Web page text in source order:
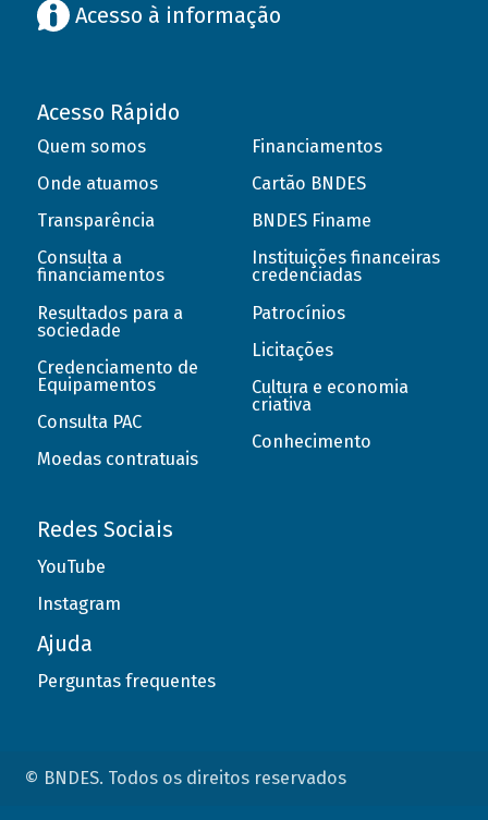
Acesso à informação
Acesso Rápido
Quem somos
Onde atuamos
Transparência
Consulta a
financiamentos
Resultados para a
sociedade
Credenciamento de
Equipamentos
Consulta PAC
Moedas contratuais
Financiamentos
Cartão BNDES
BNDES Finame
Instituições financeiras
credenciadas
Patrocínios
Licitações
Cultura e economia
criativa
Conhecimento
Redes Sociais
YouTube
Instagram
Ajuda
Perguntas frequentes
© BNDES. Todos os direitos reservados